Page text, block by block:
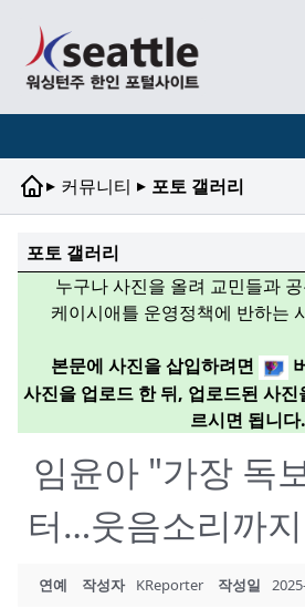
▸ 커뮤니티 ▸ 포토 갤러리
포토 갤러리
누구나 사진을 올려 교민들과
케이시애틀 운영정책에 반하는
본문에 사진을 삽입하려면
사진을 업로드 한 뒤, 업로드된 사진
르시면 됩니다.
임윤아 "가장 독
터…웃음소리까
연예 작성자 KReporter 작성일